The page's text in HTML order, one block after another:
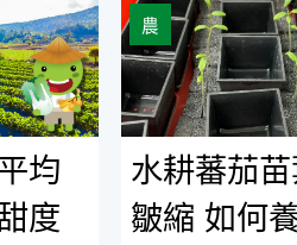
和最高甜度可以達到幾度？
均
度
水耕蕃茄苗葉部
農
水耕蕃茄
皺縮 如何